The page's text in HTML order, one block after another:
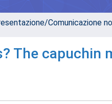
Comunicazione
The capuchin